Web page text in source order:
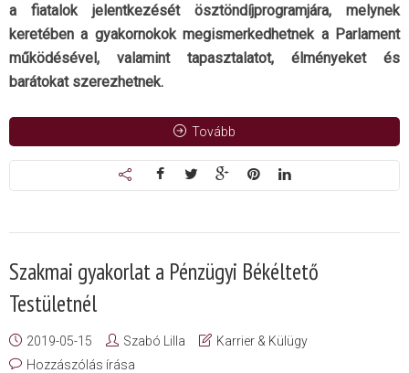
a fiatalok jelentkezését ösztöndíjprogramjára, melynek
keretében a gyakornokok megismerkedhetnek a Parlament
működésével, valamint tapasztalatot, élményeket és
barátokat szerezhetnek.
Tovább
Szakmai gyakorlat a Pénzügyi Békéltető
Testületnél
2019-05-15 Szabó Lilla
Karrier & Külügy
Hozzászólás írása